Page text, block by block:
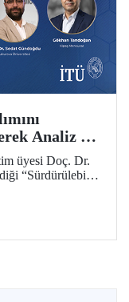
Analiz ve
Projeye
üyesi Doç. Dr.
“Sürdürülebilir
UV Maruziyeti